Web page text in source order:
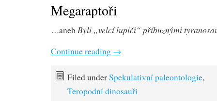
Megaraptoři
…aneb Byli „velcí lupiči“ příbuznými
Continue reading →
Filed underSpekulativní paleontologie,
Teropodní dinosauři